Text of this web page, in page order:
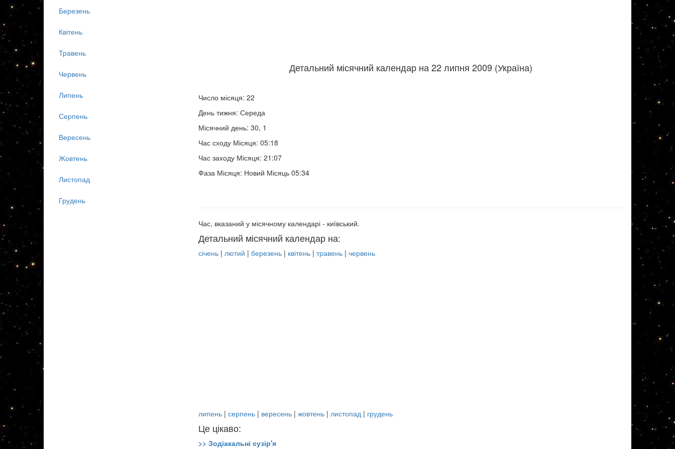
Детальний місячний календар на 22 липня 2009 (Україна)
Число місяця: 22
День тижня: Середа
Місячний день: 30, 1
Час сходу Місяця: 05:18
Час заходу Місяця: 21:07
Фаза Місяця: Новий Місяць 05:34
Час, вказаний у місячному календарі - київський.
Детальний місячний календар на:
січень| лютий | березень| квітень| травень| червень
липень| серпень| вересень| жовтень| листопад| грудень
Це цікаво:
>> Зодіакальні сузір'я
Березень
Квітень
Травень
Червень
Липень
Серпень
Вересень
Жовтень
Листопад
Грудень